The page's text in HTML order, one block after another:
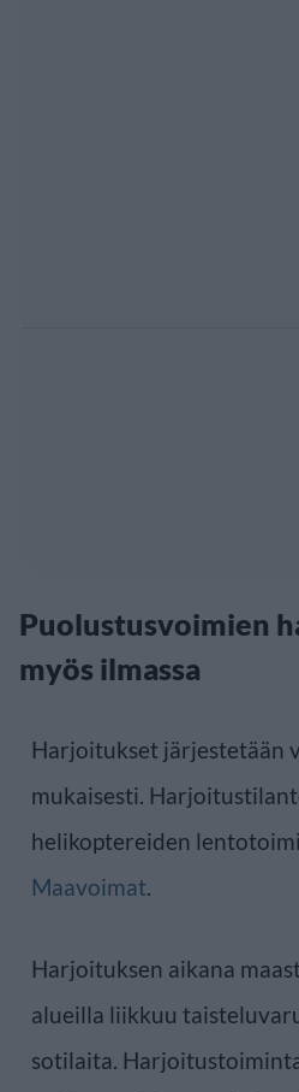
Puolustusvoimien
myös ilmassa
Harjoitukset järjestetään
mukaisesti.
helikoptereiden
Maavoimat.
Harjoituksen aikana
alueilla liikkuu
sotilaita.